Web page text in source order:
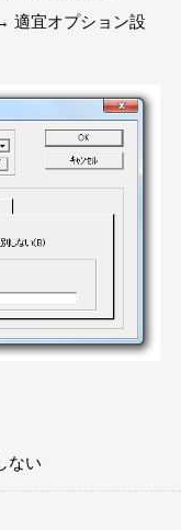
適宜オプション設
ない